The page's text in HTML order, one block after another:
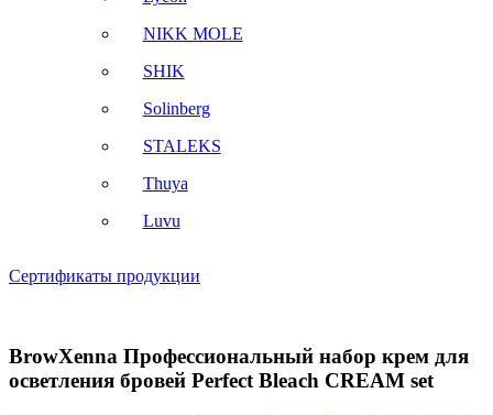
NIKK MOLE
SHIK
Solinberg
STALEKS
Thuya
Luvu
Сертификаты продукции
BrowXenna Профессиональный набор крем для
осветления бровей Perfect Bleach CREAM set